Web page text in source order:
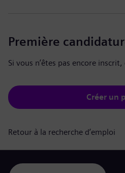
Première
Si vous n’êtes pas encore
Créer un
Retour à la recherche d’emploi